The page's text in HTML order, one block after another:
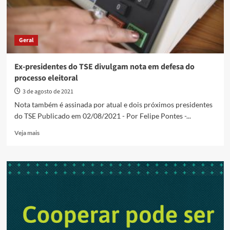
Geral
Ex-presidentes do TSE divulgam nota em defesa do
processo eleitoral
3 de agosto de 2021
Nota também é assinada por atual e dois próximos presidentes
do TSE Publicado em 02/08/2021 - Por Felipe Pontes -...
Veja maisRead
Ex-
presidentes
nota
em